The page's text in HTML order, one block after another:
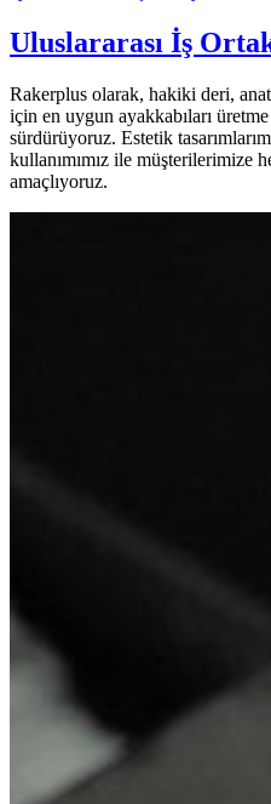
Uluslararası İş
Rakerplus olarak, hakiki deri,
için en uygun ayakkabıları
sürdürüyoruz. Estetik
kullanımımız ile müşterilerimize
amaçlıyoruz.